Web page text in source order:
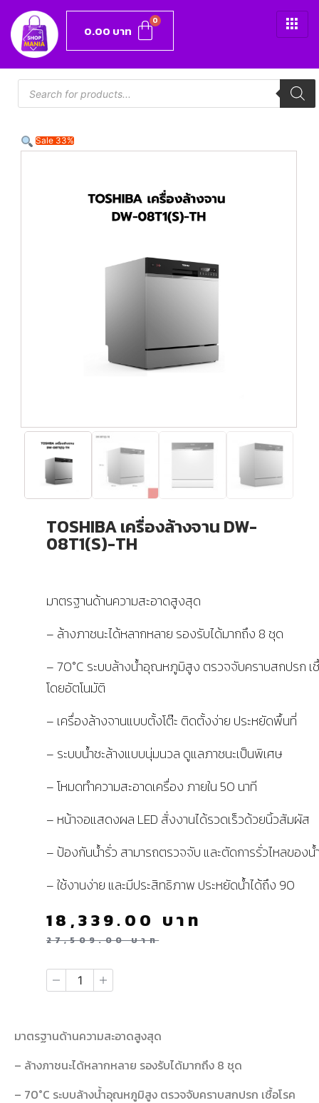
0.00 บาท
Sale 33%
TOSHIBA เครื่องล้างจาน DW-
08T1(S)-TH
มาตรฐานด้านความสะอาดสูงสุด
– ล้างภาชนะได้หลากหลาย รองรับได้มากถึง 8 ชุด
– 70°C ระบบล้างน้ำอุณหภูมิสูง ตรวจจับคราบสกปรก เ
โดยอัตโนมัติ
– เครื่องล้างจานแบบตั้งโต๊ะ ติดตั้งง่าย ประหยัดพื้นที่
– ระบบน้ำชะล้างแบบนุ่มนวล ดูแลภาชนะเป็นพิเศษ
– โหมดทำความสะอาดเครื่อง ภายใน 50 นาที
– หน้าจอแสดงผล LED สั่งงานได้รวดเร็วด้วยนิ้วสัมผัส
– ป้องกันน้ำรั่ว สามารถตรวจจับ และตัดการรั่วไหลของน้
– ใช้งานง่าย และมีประสิทธิภาพ ประหยัดน้ำได้ถึง 90
27,509.00บาท
18,339.00 บาท
มาตรฐานด้านความสะอาดสูงสุด
– ล้างภาชนะได้หลากหลาย รองรับได้มากถึง 8 ชุด
– 70°C ระบบล้างน้ำอุณหภูมิสูง ตรวจจับคราบสกปรก เชื้อโรค